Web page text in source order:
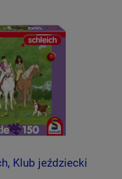
Klub jeździecki